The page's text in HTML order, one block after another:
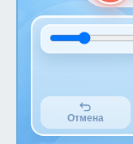
Отмена